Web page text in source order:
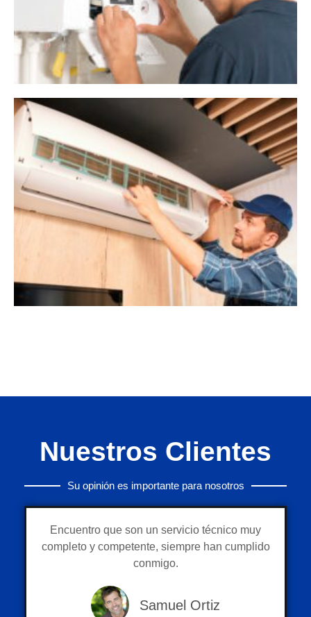
Nuestros Clientes
Su opinión es importante para nosotros
Encuentro que son un servicio técnico muy
completo y competente, siempre han cumplido
conmigo.
Samuel Ortiz